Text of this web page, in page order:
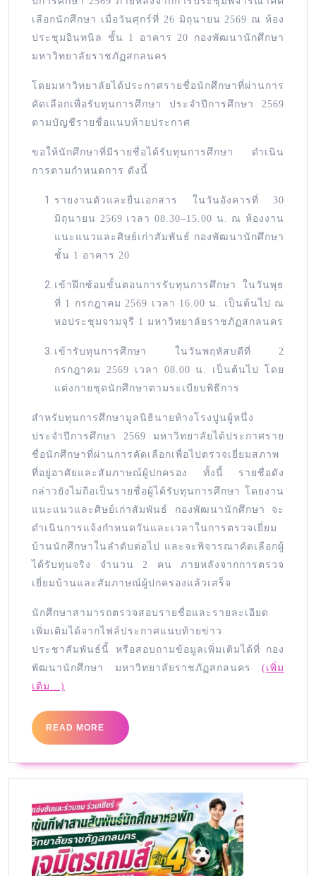
เลือกนักศึกษา เมื่อวันศุกร์ที่ 26 มิถุนายน 2569 ณ ห้อง
ประชุมอินทนิล ชั้น 1 อาคาร 20 กองพัฒนานักศึกษา
มหาวิทยาลัยราชภัฏสกลนคร
โดยมหาวิทยาลัยได้ประกาศรายชื่อนักศึกษาที่ผ่านการ
คัดเลือกเพื่อรับทุนการศึกษา ประจำปีการศึกษา 2569
ตามบัญชีรายชื่อแนบท้ายประกาศ
ขอให้นักศึกษาที่มีรายชื่อได้รับทุนการศึกษา ดำเนิน
การตามกำหนดการ ดังนี้
รายงานตัวและยื่นเอกสาร ในวันอังคารที่ 30
มิถุนายน 2569 เวลา 08.30–15.00 น. ณ ห้องงาน
แนะแนวและศิษย์เก่าสัมพันธ์ กองพัฒนานักศึกษา
ชั้น 1 อาคาร 20
เข้าฝึกซ้อมขั้นตอนการรับทุนการศึกษา ในวันพุธ
ที่ 1 กรกฎาคม 2569 เวลา 16.00 น. เป็นต้นไป ณ
หอประชุมจามจุรี 1 มหาวิทยาลัยราชภัฏสกลนคร
เข้ารับทุนการศึกษา ในวันพฤหัสบดีที่ 2
กรกฎาคม 2569 เวลา 08.00 น. เป็นต้นไป โดย
แต่งกายชุดนักศึกษาตามระเบียบพิธีการ
สำหรับทุนการศึกษามูลนิธินายห้างโรงปูนผู้หนึ่ง
ประจำปีการศึกษา 2569 มหาวิทยาลัยได้ประกาศราย
ชื่อนักศึกษาที่ผ่านการคัดเลือกเพื่อไปตรวจเยี่ยมสภาพ
ที่อยู่อาศัยและสัมภาษณ์ผู้ปกครอง ทั้งนี้ รายชื่อดัง
กล่าวยังไม่ถือเป็นรายชื่อผู้ได้รับทุนการศึกษา โดยงาน
แนะแนวและศิษย์เก่าสัมพันธ์ กองพัฒนานักศึกษา จะ
ดำเนินการแจ้งกำหนดวันและเวลาในการตรวจเยี่ยม
บ้านนักศึกษาในลำดับต่อไป และจะพิจารณาคัดเลือกผู้
ได้รับทุนจริง จำนวน 2 คน ภายหลังจากการตรวจ
เยี่ยมบ้านและสัมภาษณ์ผู้ปกครองแล้วเสร็จ
นักศึกษาสามารถตรวจสอบรายชื่อและรายละเอียด
เพิ่มเติมได้จากไฟล์ประกาศแนบท้ายข่าว
ประชาสัมพันธ์นี้ หรือสอบถามข้อมูลเพิ่มเติมได้ที่ กอง
พัฒนานักศึกษา มหาวิทยาลัยราชภัฏสกลนคร (เพิ่ม
เติม…)
READ MORE